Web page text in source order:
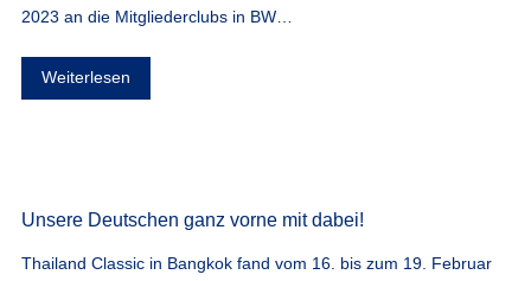
2023 an die Mitgliederclubs in BW…
Weiterlesen
Unsere Deutschen ganz vorne mit dabei!
Thailand Classic in Bangkok fand vom 16. bis zum 19. Februar